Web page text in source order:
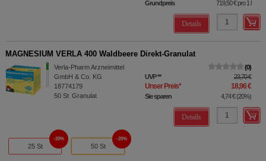
Grundpreis
719,50 €pro 1 l
Details
MAGNESIUM VERLA 400 Waldbeere Direkt-Granulat
Verla-Pharm Arzneimittel
GmbH & Co. KG
18774179
50 St Granulat
0
UVP** 23,70 €
Unser Preis* 18,96 €
Sie sparen 4,74 €(20%)
Details
25 St
20%
50 St
20%